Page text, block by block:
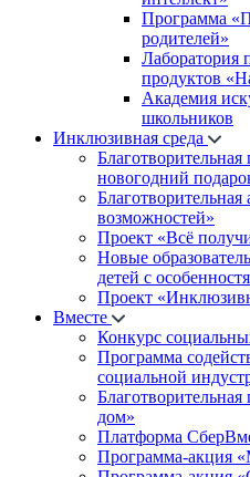
Программа
родителей»
Лаборатория
продуктов
Академия
школьников
Инклюзивная среда
новогодний
возможностей»
Проект «Всё
Новые
детей с
Проект
Вместе
Конкурс
Программа
социальной
дом»
Платформа
Программа-акция